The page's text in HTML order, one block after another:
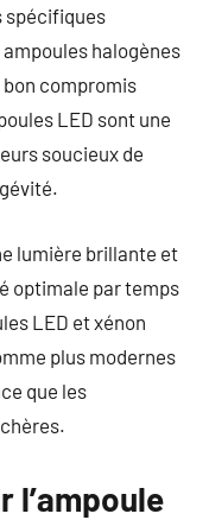
spécifiques
halogènes
compromis
LED sont une
soucieux de
lumière brillante et
optimale par temps
LED et xénon
plus modernes
que les
l’ampoule